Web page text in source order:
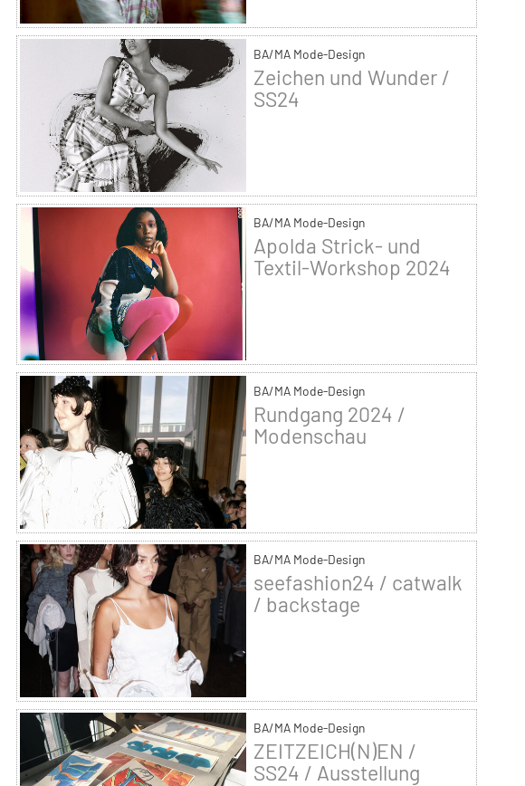
BA/MA Mode-Design
Zeichen und Wunder /
SS24
BA/MA Mode-Design
Apolda Strick- und
Textil-Workshop 2024
BA/MA Mode-Design
Rundgang 2024 /
Modenschau
BA/MA Mode-Design
seefashion24 / catwalk
/ backstage
BA/MA Mode-Design
ZEITZEICH(N)EN /
SS24 / Ausstellung